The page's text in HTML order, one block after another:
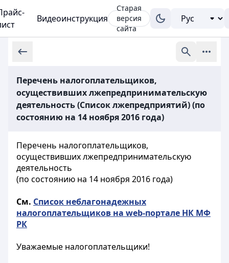
Видеоинструкция
Старая
версия
сайта
Перечень налогоплательщиков,
осуществивших лжепредпринимательскую
деятельность (Список лжепредприятий) (по
состоянию на 14 ноября 2016 года)
Перечень налогоплательщиков,
осуществивших лжепредпринимательскую
деятельность
(по состоянию на 14 ноября 2016 года)
См. Список неблагонадежных
налогоплательщиков на web-портале НК МФ
РК
Уважаемые налогоплательщики!